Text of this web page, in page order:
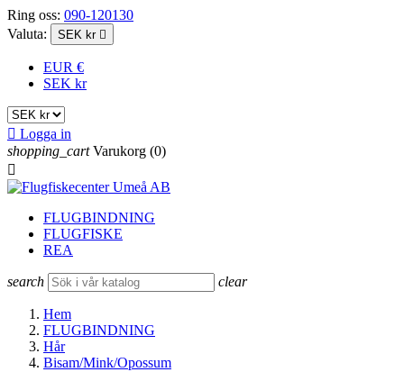
Ring oss: 090-120130
Valuta:
SEK kr 
EUR €
SEK kr
 Logga in
shopping_cart Varukorg (0)

FLUGBINDNING
FLUGFISKE
REA
search clear
Hem
FLUGBINDNING
Hår
Bisam/Mink/Opossum